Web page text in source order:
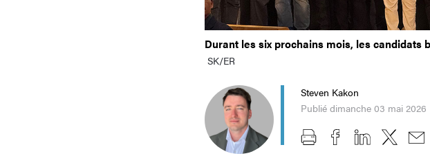
Durant les six prochains mois, les
SK/ER
Steven Kakon
Publié dimanche 03 mai 2026